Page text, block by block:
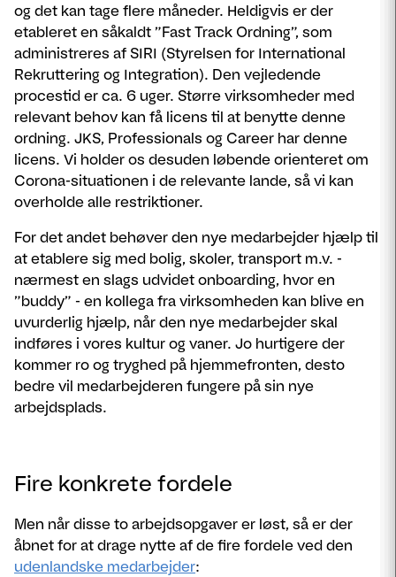
og det kan tage flere måneder. Heldigvis er der
etableret en såkaldt ”Fast Track Ordning”, som
administreres af SIRI (Styrelsen for International
Rekruttering og Integration). Den vejledende
procestid er ca. 6 uger. Større virksomheder med
relevant behov kan få licens til at benytte denne
ordning. JKS, Professionals og Career har denne
licens. Vi holder os desuden løbende orienteret om
Corona-situationen i de relevante lande, så vi kan
overholde alle restriktioner.
For det andet behøver den nye medarbejder hjælp til
at etablere sig med bolig, skoler, transport m.v. -
nærmest en slags udvidet onboarding, hvor en
”buddy” - en kollega fra virksomheden kan blive en
uvurderlig hjælp, når den nye medarbejder skal
indføres i vores kultur og vaner. Jo hurtigere der
kommer ro og tryghed på hjemmefronten, desto
bedre vil medarbejderen fungere på sin nye
arbejdsplads.
Fire konkrete fordele
Men når disse to arbejdsopgaver er løst, så er der
åbnet for at drage nytte af de fire fordele ved den
udenlandske medarbejder: